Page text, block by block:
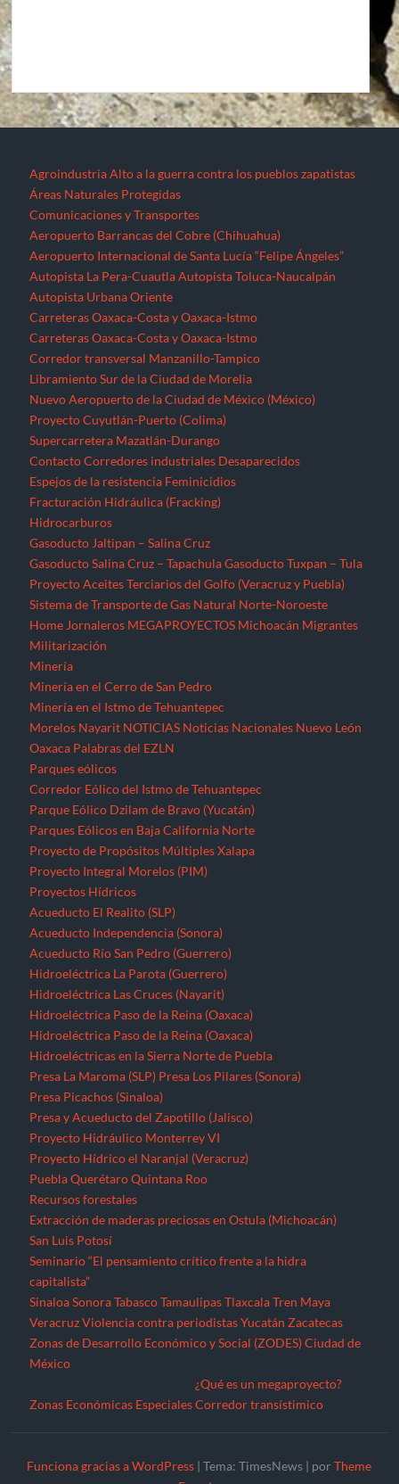
Agroindustria Alto a la guerra contra los pueblos zapatistas
Áreas Naturales Protegidas
Comunicaciones y Transportes
Aeropuerto Barrancas del Cobre (Chihuahua)
Aeropuerto Internacional de Santa Lucía “Felipe Ángeles”
Autopista La Pera-Cuautla Autopista Toluca-Naucalpán
Autopista Urbana Oriente
Carreteras Oaxaca-Costa y Oaxaca-Istmo
Carreteras Oaxaca-Costa y Oaxaca-Istmo
Corredor transversal Manzanillo-Tampico
Libramiento Sur de la Ciudad de Morelia
Nuevo Aeropuerto de la Ciudad de México (México)
Proyecto Cuyutlán-Puerto (Colima)
Supercarretera Mazatlán-Durango
Contacto Corredores industriales Desaparecidos
Espejos de la resistencia Feminicidios
Fracturación Hidráulica (Fracking)
Hidrocarburos
Gasoducto Jaltipan – Salina Cruz
Gasoducto Salina Cruz – Tapachula Gasoducto Tuxpan – Tula
Proyecto Aceites Terciarios del Golfo (Veracruz y Puebla)
Sistema de Transporte de Gas Natural Norte-Noroeste
Home Jornaleros MEGAPROYECTOS Michoacán Migrantes
Militarización
Minería
Minería en el Cerro de San Pedro
Minería en el Istmo de Tehuantepec
Morelos Nayarit NOTICIAS Noticias Nacionales Nuevo León
Oaxaca Palabras del EZLN
Parques eólicos
Corredor Eólico del Istmo de Tehuantepec
Parque Eólico Dzilam de Bravo (Yucatán)
Parques Eólicos en Baja California Norte
Proyecto de Propósitos Múltiples Xalapa
Proyecto Integral Morelos (PIM)
Proyectos Hídricos
Acueducto El Realito (SLP)
Acueducto Independencia (Sonora)
Acueducto Río San Pedro (Guerrero)
Hidroeléctrica La Parota (Guerrero)
Hidroeléctrica Las Cruces (Nayarit)
Hidroeléctrica Paso de la Reina (Oaxaca)
Hidroeléctrica Paso de la Reina (Oaxaca)
Hidroeléctricas en la Sierra Norte de Puebla
Presa La Maroma (SLP) Presa Los Pilares (Sonora)
Presa Picachos (Sinaloa)
Presa y Acueducto del Zapotillo (Jalisco)
Proyecto Hidráulico Monterrey VI
Proyecto Hídrico el Naranjal (Veracruz)
Puebla Querétaro Quintana Roo
Recursos forestales
Extracción de maderas preciosas en Ostula (Michoacán)
San Luis Potosí
Seminario “El pensamiento crítico frente a la hidra
capitalista”
Sinaloa Sonora Tabasco Tamaulipas Tlaxcala Tren Maya
Veracruz Violencia contra periodistas Yucatán Zacatecas
Zonas de Desarrollo Económico y Social (ZODES) Ciudad de
México
Zonas Económicas Especiales
¿Qué es un megaproyecto?
Corredor transístimico
Funciona gracias a WordPress |Tema: TimesNews | porTheme